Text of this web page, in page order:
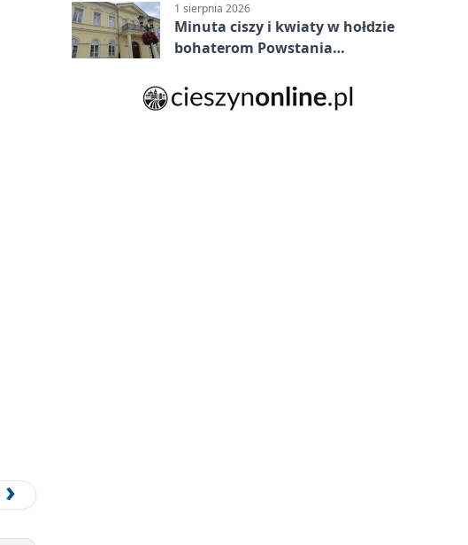
1 sierpnia 2026
Minuta ciszy i kwiaty w hołdzie
bohaterom Powstania